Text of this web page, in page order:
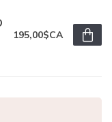
195,00$CA